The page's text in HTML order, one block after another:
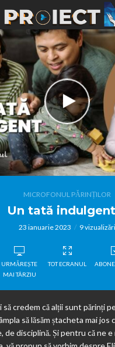
MICROFONUL PĂRINȚILOR
Un tată indulgent
23 ianuarie 2023 9 vizualizări
URMĂREȘTE
MAI TÂRZIU
TOT ECRANUL
credem că alții sunt părinți
să lăsăm ștacheta mai jos
de disciplină. Și pentru că ne e